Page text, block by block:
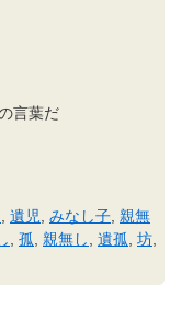
言葉だ
遺児 みなし子 親無
孤 親無し 遺孤 坊